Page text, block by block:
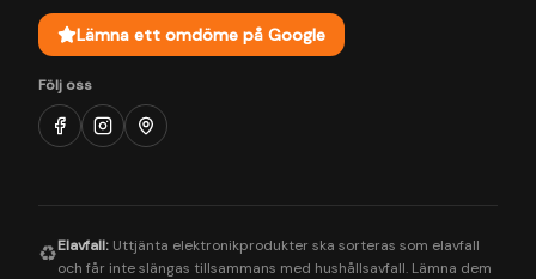
Lämna ett omdöme på Google
Följ oss
♻️Elavfall: Uttjänta elektronikprodukter ska sorteras som elavfall
och får inte slängas tillsammans med hushållsavfall. Lämna dem